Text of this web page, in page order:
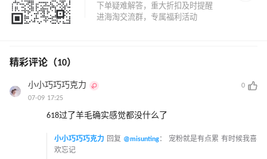
精彩评论（10）
小小巧巧巧克力
0
07-09 17:25
618过了羊毛确实感觉都没什么了
小小巧巧巧克力 回复 @misunting： 宠粉就是有点累 有时候我喜
欢忘记